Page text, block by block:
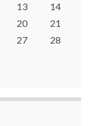
13
14
20
21
27
28